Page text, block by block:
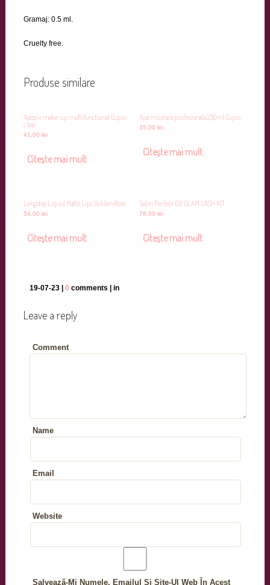
Gramaj: 0.5 ml.
Cruelty free.
Produse similare
Adeziv make-up multifunctional Cupio-
clear
41,00 lei
Citește mai mult
Apa micelara profesionala 250ml Cupio
35,00lei
Citește mai mult
Longstay Liquid Matte Lips Golden Rose
54,00 lei
Citește mai mult
Salon Perfect GO GLAM LASH KIT
78,00lei
Citește mai mult
19-07-23 | 0 comments | in
Leave a reply
Comment
Name
Email
Website
Salvează-Mi Numele, Emailul Și Site-Ul Web În Acest